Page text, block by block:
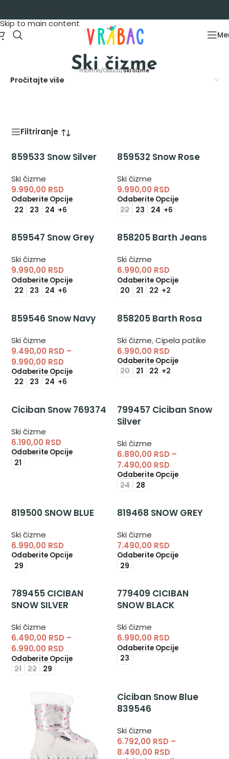
Skip to main content
Ski čizme
Početna/Obuća/Ski čizme
Pročitajte više
Filtriranje
859533 Snow Silver
Ski čizme
9.990,00 RSD
Odaberite Opcije
22 23 24 +6
859532 Snow Rose
Ski čizme
9.990,00 RSD
Odaberite Opcije
22 23 24 +6
859547 Snow Grey
Ski čizme
9.990,00 RSD
Odaberite Opcije
22 23 24 +6
858205 Barth Jeans
Ski čizme
6.990,00 RSD
Odaberite Opcije
20 21 22 +2
859546 Snow Navy
Ski čizme
9.490,00 RSD –
9.990,00 RSD
Odaberite Opcije
22 23 24 +6
858205 Barth Rosa
Ski čizme,Cipela patike
6.990,00 RSD
Odaberite Opcije
20 21 22 +2
Ciciban Snow 769374
Ski čizme
6.190,00 RSD
Odaberite Opcije
21
799457 Ciciban Snow
Silver
Ski čizme
6.890,00 RSD –
7.490,00 RSD
Odaberite Opcije
24 28
819500 SNOW BLUE
Ski čizme
6.990,00 RSD
Odaberite Opcije
29
819468 SNOW GREY
Ski čizme
7.490,00 RSD
Odaberite Opcije
29
789455 CICIBAN
SNOW SILVER
Ski čizme
6.490,00 RSD –
6.990,00 RSD
Odaberite Opcije
21 22 29
779409 CICIBAN
SNOW BLACK
Ski čizme
6.990,00 RSD
Odaberite Opcije
23
Ciciban Snow Blue
839546
Ski čizme
6.792,00 RSD –
8.490,00 RSD